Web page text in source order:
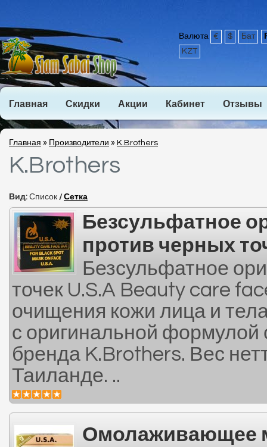
Валюта € $ Бат
KZT
Главная Скидки Акции Кабинет Отзывы
Главная » Производители » K.Brothers
K.Brothers
Вид: Список / Сетка
Безсульфатное
против черных
Безсульфатное
точек U.S.A Beauty care
очищения кожи лица и
с оригинальной формулой
бренда K.Brothers. Вес
Таиланде. ..
Омолаживающее